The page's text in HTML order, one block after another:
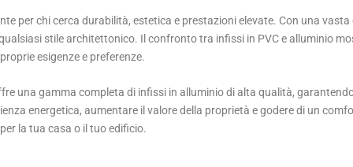
per chi cerca durabilità, estetica e prestazioni elevate. Con una
stile architettonico. Il confronto tra infissi in PVC e alluminio
esigenze e preferenze.
una gamma completa di infissi in alluminio di alta qualità,
energetica, aumentare il valore della proprietà e godere di un
la tua casa o il tuo edificio.